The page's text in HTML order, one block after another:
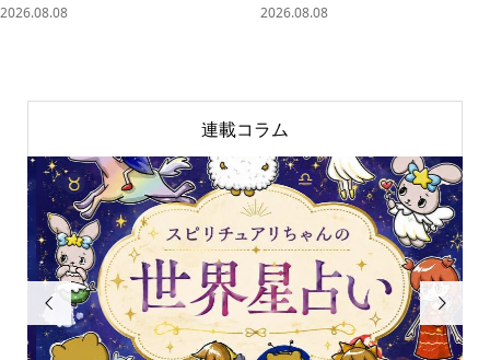
2026.08.08 2026.08.08
連載コラム
 